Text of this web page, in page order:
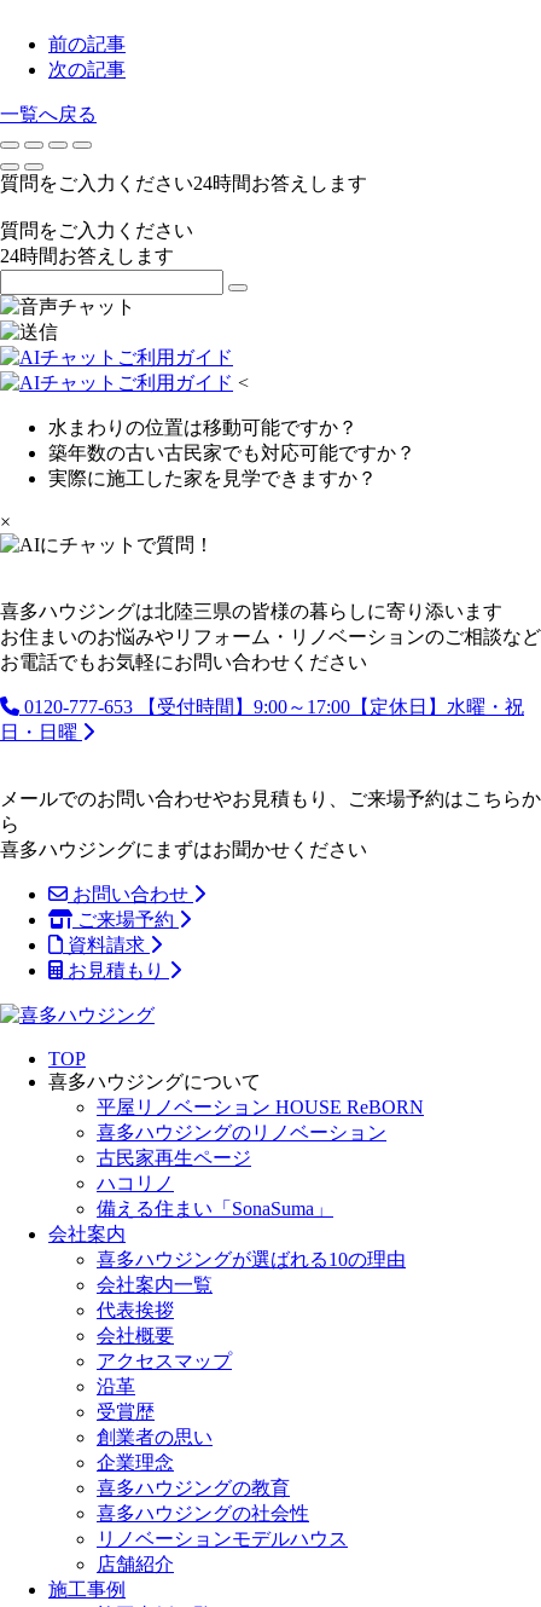
前の記事
次の記事
一覧へ戻る
質問をご入力ください24時間お答えします
質問をご入力ください
24時間お答えします
<
水まわりの位置は移動可能ですか？
築年数の古い古民家でも対応可能ですか？
実際に施工した家を見学できますか？
×
喜多ハウジングは北陸三県の皆様の暮らしに寄り添います
お住まいのお悩みやリフォーム・リノベーションのご相談など
お電話でもお気軽にお問い合わせください
0120-777-653
【受付時間】9:00～17:00【定休日】水曜・祝
日・日曜
メールでのお問い合わせやお見積もり、ご来場予約はこちらか
ら
喜多ハウジングにまずはお聞かせください
お問い合わせ
ご来場予約
資料請求
お見積もり
TOP
喜多ハウジングについて
平屋リノベーション HOUSE ReBORN
喜多ハウジングのリノベーション
古民家再生ページ
ハコリノ
備える住まい「SonaSuma」
会社案内
喜多ハウジングが選ばれる10の理由
会社案内一覧
代表挨拶
会社概要
アクセスマップ
沿革
受賞歴
創業者の思い
企業理念
喜多ハウジングの教育
喜多ハウジングの社会性
リノベーションモデルハウス
店舗紹介
施工事例